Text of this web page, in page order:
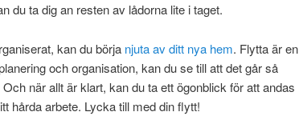
du ta dig an resten av lådorna lite i taget.
kan du börja njuta av ditt nya hem. Flytta är en
och organisation, kan du se till att det går så
när allt är klart, kan du ta ett ögonblick för att andas
hårda arbete. Lycka till med din flytt!